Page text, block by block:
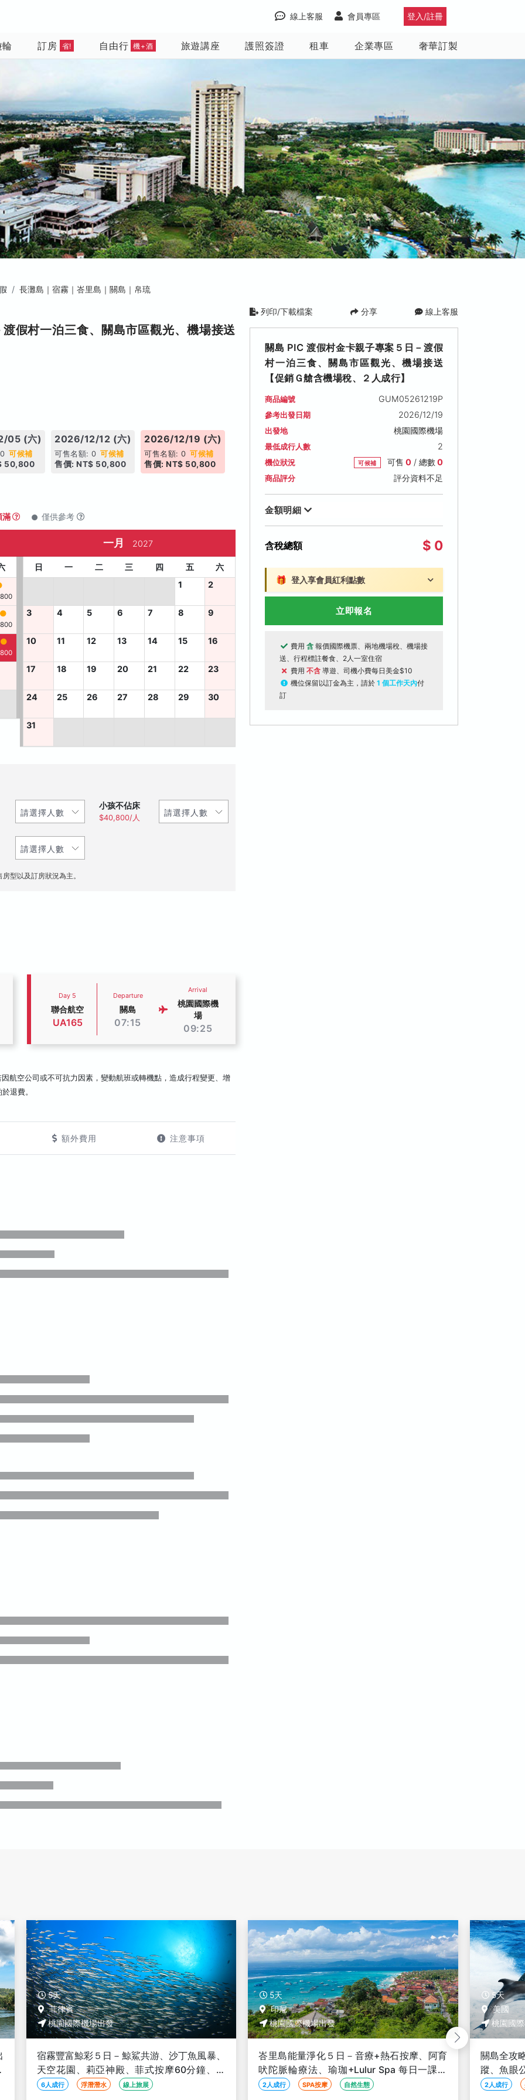
登入/註冊
會員專區
線上客服
訂房 省! 自由行 機+酒 旅遊講座 護照簽證 租車 企業專區 奢華訂製
長灘島｜宿霧｜峇里島｜關島｜帛琉
假村一泊三食、關島市區觀光、機場接送
05 (六)
可候補
50,800
2026/12/12 (六)
可售名額: 0 可候補
售價: NT$ 50,800
2026/12/19 (六)
可售名額: 0 可候補
售價: NT$ 50,800
滿 僅供參考
一月 2027
日 一 二 三 四 五
六
1
2
3 4 5 6 7 8 9
10 11 12 13 14 15 16
17 18 19 20 21 22 23
24 25 26 27 28 29 30
31
小孩不佔床
$40,800/人
型以及訂房狀況為主。
Day 5
聯合航空
UA165
Departure
關島
07:15
Arrival
桃園國際機
場
09:25
航空公司或不可抗力因素，變動航班或轉機點，造成行程變更、增
退費。
額外費用 注意事項
列印/下載檔案 分享 線上客服
關島 PIC 渡假村金卡親子專案５日－渡假
村一泊三食、關島市區觀光、機場接送
【促銷Ｇ艙含機場稅、２人成行】
商品編號 GUM05261219P
參考出發日期 2026/12/19
出發地 桃園國際機場
最低成行人數 2
機位狀況 可候補 可售 0/ 總數0
商品評分 評分資料不足
金額明細
含稅總額 $ 0
🎁 登入享會員紅利點數
立即報名
費用 含 報價國際機票、兩地機場稅、機場接
送、行程標註餐食、2人一室住宿
費用 不含 導遊、司機小費每日美金$10
機位保留以訂金為主，請於 1 個工作天內付
訂
5天
印尼
桃園國際機場出發
峇里島能量淨化５日－音療+熱石按摩、阿育
吠陀脈輪療法、瑜珈+Lulur Spa 每日一課容
光煥發、蔬食優選【2人成行】
2人成行 SPA按摩 自然生態
5天
美國
桃園國際機場出發
關島全攻略５日－比基尼島海上鞦韆、海豚遊
蹤、魚眼公園文化秀、PIC 魔術秀、拉提石探
險谷【促銷Ｇ艙含稅、２人成行】
2人成行 蜜月旅行 線上旅展
5天
美國
桃園國
關島輕鬆
選度假酒
含機場稅
2人成行